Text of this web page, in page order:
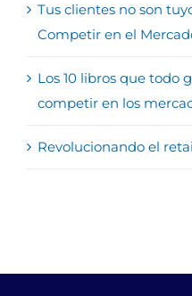
Tus clientes no son
Competir en el
Los 10 libros que todo
competir en los
Revolucionando el